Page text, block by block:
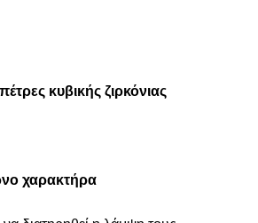
κυβικής ζιρκόνιας
χαρακτήρα